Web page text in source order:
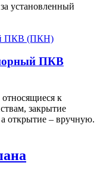
установленный
ПКВ
к
закрытие
открытие – вручную.